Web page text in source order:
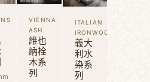
VIENNA
ASH
維也
納栓
木系
列
ITALIAN
IRONWOOD
義大
利水
染系
列